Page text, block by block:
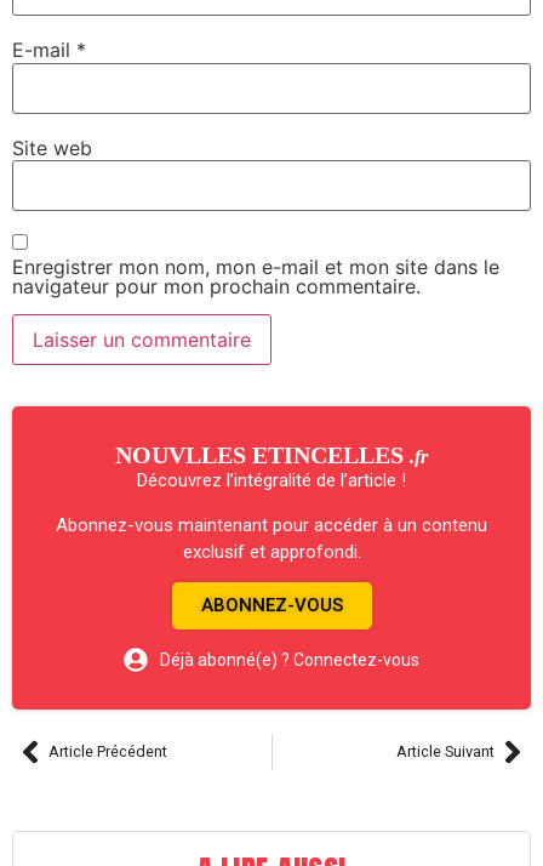
E-mail *
Site web
Enregistrer mon nom, mon e-mail et mon site dans le
navigateur pour mon prochain commentaire.
NOUVLLES ETINCELLES .fr
Découvrez l’intégralité de l’article !
Abonnez-vous maintenant pour accéder à un contenu
exclusif et approfondi.
ABONNEZ-VOUS
Déjà abonné(e) ? Connectez-vous
Article Précédent Article Suivant